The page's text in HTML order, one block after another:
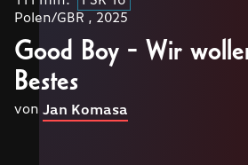
Polen/GBR , 2025
Good Boy - Wir
Bestes
von Jan Komasa